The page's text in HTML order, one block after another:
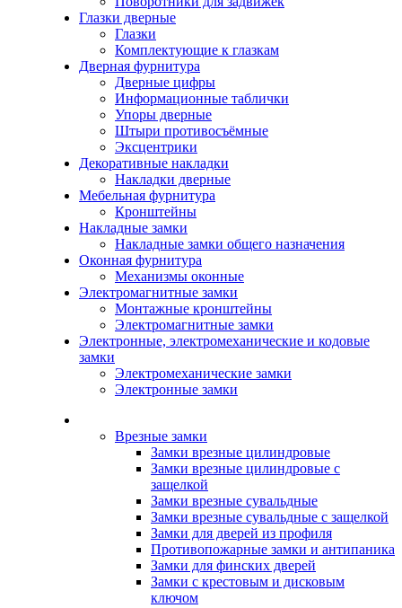
Глазки дверные
Глазки
Комплектующие к глазкам
Дверная фурнитура
Дверные цифры
Информационные таблички
Упоры дверные
Штыри противосъёмные
Эксцентрики
Декоративные накладки
Накладки дверные
Мебельная фурнитура
Кронштейны
Накладные замки
Накладные замки общего назначения
Оконная фурнитура
Механизмы оконные
Электромагнитные замки
Монтажные кронштейны
Электромагнитные замки
Электронные, электромеханические и кодовые
замки
Электромеханические замки
Электронные замки
Врезные замки
Замки врезные цилиндровые
Замки врезные цилиндровые с
защелкой
Замки врезные сувальдные
Замки врезные сувальдные с защелкой
Замки для дверей из профиля
Противопожарные замки и антипаника
Замки для финских дверей
Замки с крестовым и дисковым
ключом